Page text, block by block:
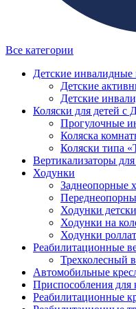
Все категории
Детские инвалидные
Детские
Детские
Коляски для детей с
Прогулочные
Коляска
Коляски типа
Вертикализаторы
Ходунки
Заднеопорные
Ходунки
Ходунки на
Ходунки
Реабилитационные
Трехколесный
Автомобильные
Приспособления для
Реабилитационные